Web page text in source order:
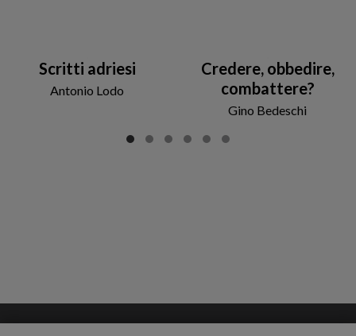
Scritti adriesi
Antonio Lodo
Credere, obbedire,
combattere?
Gino Bedeschi